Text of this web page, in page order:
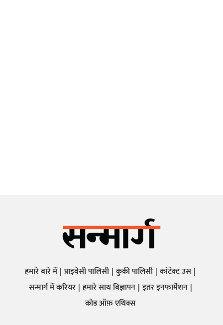
हमारे बारे में प्राइवेसी पालिसी कुकी पालिसी कांटेक्ट उस
सन्मार्ग में करियर हमारे साथ बिज्ञापन इतर इनफार्मेशन
कोड ऑफ़ एथिक्स